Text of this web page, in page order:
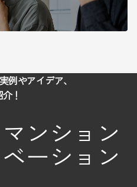
例やアイデア、
！
ンション
ーション